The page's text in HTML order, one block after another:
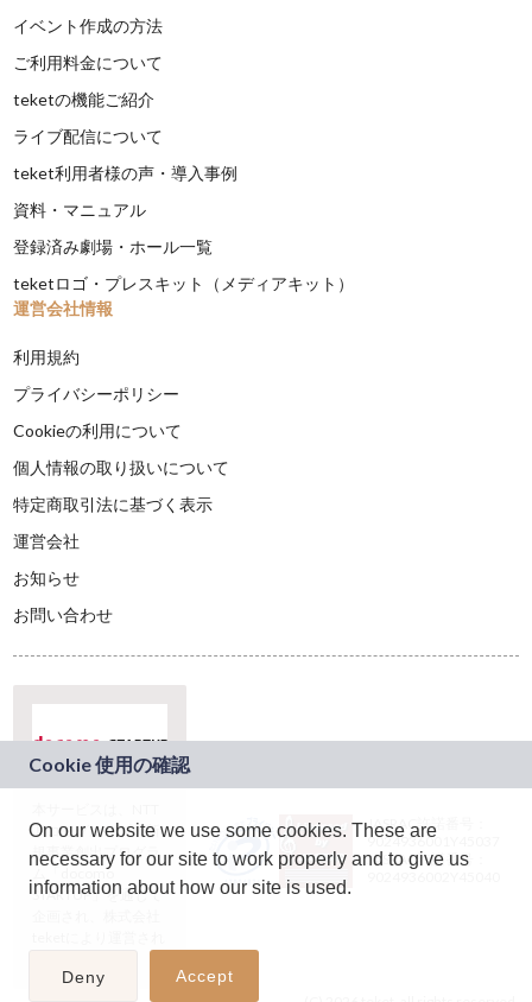
イベント作成の方法
ご利用料金について
teketの機能ご紹介
ライブ配信について
teket利用者様の声・導入事例
資料・マニュアル
登録済み劇場・ホール一覧
teketロゴ・プレスキット（メディアキット）
運営会社情報
利用規約
プライバシーポリシー
Cookieの利用について
個人情報の取り扱いについて
特定商取引法に基づく表示
運営会社
お知らせ
お問い合わせ
ドコモグループの新
規事業創出プログラ
ム「docomo
STARTUP」を通じて
JASRAC許諾番号：
9024936001Y45037
JASRAC許諾番号：
On our website we use some cookies. These are
necessary for our site to work properly and to give us
information about how our site is used.
Deny Accept